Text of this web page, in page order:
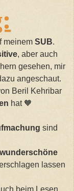
meinem SUB.
, aber auch
gesehen, mir
angeschaut.
Beril Kehribar
hat 🧡
sind
wunderschöne
lassen